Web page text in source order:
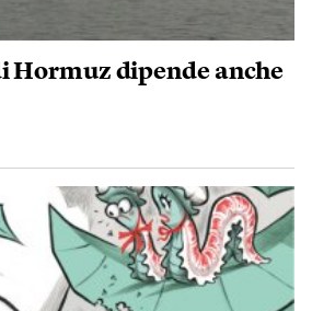
Hormuz dipende anche